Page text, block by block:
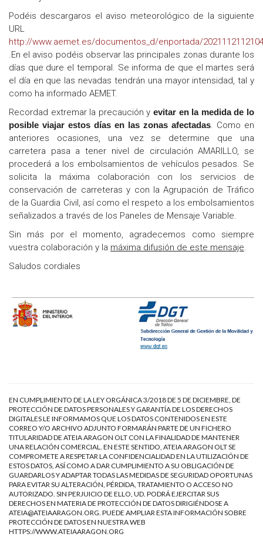
Podéis descargaros el aviso meteorológico de la siguiente
URL
http://www.aemet.es/documentos_d/enportada/
.En el aviso podéis observar las principales zonas durante los
días que dure el temporal. Se informa de que el martes será
el día en que las nevadas tendrán una mayor intensidad, tal y
como ha informado AEMET.
Recordad extremar la precaución y evitar en la medida de lo
posible viajar estos días en las zonas afectadas. Como en
anteriores ocasiones, una vez se determine que una
carretera pasa a tener nivel de circulación AMARILLO, se
procederá a los embolsamientos de vehículos pesados. Se
solicita la máxima colaboración con los servicios de
conservación de carreteras y con la Agrupación de Tráfico
de la Guardia Civil, así como el respeto a los embolsamientos
señalizados a través de los Paneles de Mensaje Variable.
Sin más por el momento, agradecemos como siempre
vuestra colaboración y la máxima difusión de este mensaje.
Saludos cordiales
EN CUMPLIMIENTO DE LA LEY ORGÁNICA 3/2018 DE 5 DE DICIEMBRE, DE
PROTECCIÓN DE DATOS PERSONALES Y GARANTÍA DE LOS DERECHOS
DIGITALES LE INFORMAMOS QUE LOS DATOS CONTENIDOS EN ESTE
CORREO Y/O ARCHIVO ADJUNTO FORMARÁN PARTE DE UN FICHERO
TITULARIDAD DE ATEIA ARAGON OLT CON LA FINALIDAD DE MANTENER
UNA RELACIÓN COMERCIAL. EN ESTE SENTIDO, ATEIA ARAGON OLT SE
COMPROMETE A RESPETAR LA CONFIDENCIALIDAD EN LA UTILIZACIÓN DE
ESTOS DATOS, ASÍ COMO A DAR CUMPLIMIENTO A SU OBLIGACIÓN DE
GUARDARLOS Y ADAPTAR TODAS LAS MEDIDAS DE SEGURIDAD OPORTUNAS
PARA EVITAR SU ALTERACIÓN, PÉRDIDA, TRATAMIENTO O ACCESO NO
AUTORIZADO. SIN PERJUICIO DE ELLO, UD. PODRÁ EJERCITAR SUS
DERECHOS EN MATERIA DE PROTECCIÓN DE DATOS DIRIGIÉNDOSE A
ATEIA@ATEIAARAGON.ORG. PUEDE AMPLIAR ESTA INFORMACIÓN SOBRE
PROTECCIÓN DE DATOS EN NUESTRA WEB
HTTPS://WWW.ATEIAARAGON.ORG